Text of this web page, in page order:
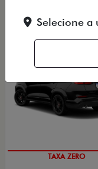
FASTBACK ABARTH TURBO 270
TAXA ZERO
Selecione a